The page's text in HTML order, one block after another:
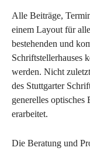
Alle Beiträge,
einem Layout für
bestehenden und
Schriftstellerhauses
werden. Nicht
des Stuttgarter
generelles
erarbeitet.
Die Beratung und